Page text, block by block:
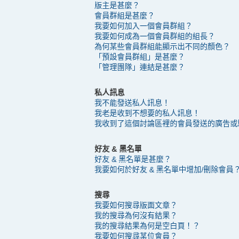
版主是甚麼？
會員群組是甚麼？
我要如何加入一個會員群組？
我要如何成為一個會員群組的組長？
為何某些會員群組能顯示出不同的顏色？
「預設會員群組」是甚麼？
「管理團隊」連結是甚麼？
私人訊息
我不能發送私人訊息！
我老是收到不想要的私人訊息！
我收到了這個討論區裡的會員發送的廣告或
好友 & 黑名單
好友 & 黑名單是甚麼？
我要如何於好友 & 黑名單中增加/刪除會員？
搜尋
我要如何搜尋版面文章？
我的搜尋為何沒有結果？
我的搜尋結果為何是空白頁！？
我要如何搜尋某位會員？